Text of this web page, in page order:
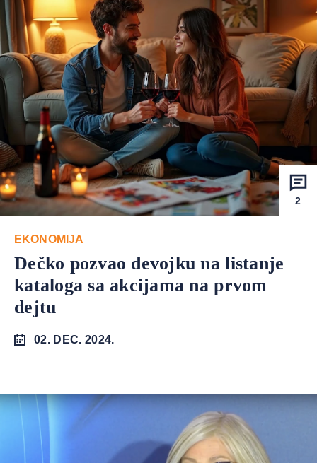
2
EKONOMIJA
Dečko pozvao devojku na listanje
kataloga sa akcijama na prvom
dejtu
02. DEC. 2024.